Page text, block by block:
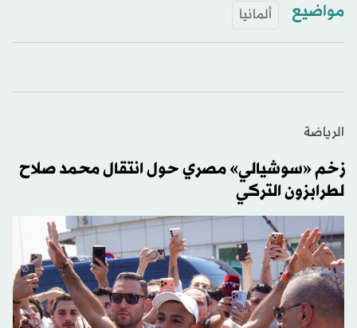
مواضيع ألمانيا
الرياضة
زخم «سوشيالي» مصري حول انتقال محمد صلاح
لطرابزون التركي